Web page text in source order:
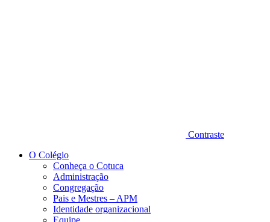
Contraste
O Colégio
Conheça o Cotuca
Administração
Congregação
Pais e Mestres – APM
Identidade organizacional
Equipe